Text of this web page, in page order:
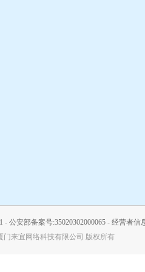
- 公安部备案号:35020302000065 - 经营者信
门来宜网络科技有限公司 版权所有